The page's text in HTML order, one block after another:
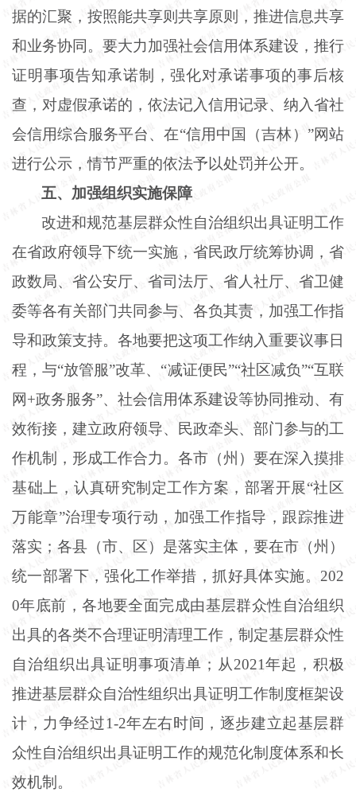
据的汇聚，按照能共享则共享原则，推进信息共享
和业务协同。要大力加强社会信用体系建设，推行
证明事项告知承诺制，强化对承诺事项的事后核
查，对虚假承诺的，依法记入信用记录、纳入省社
会信用综合服务平台、在“信用中国（吉林）”网站
进行公示，情节严重的依法予以处罚并公开。
五、加强组织实施保障
改进和规范基层群众性自治组织出具证明工作
在省政府领导下统一实施，省民政厅统筹协调，省
政数局、省公安厅、省司法厅、省人社厅、省卫健
委等各有关部门共同参与、各负其责，加强工作指
导和政策支持。各地要把这项工作纳入重要议事日
程，与“放管服”改革、“减证便民”“社区减负”“互联
网+政务服务”、社会信用体系建设等协同推动、有
效衔接，建立政府领导、民政牵头、部门参与的工
作机制，形成工作合力。各市（州）要在深入摸排
基础上，认真研究制定工作方案，部署开展“社区
万能章”治理专项行动，加强工作指导，跟踪推进
落实；各县（市、区）是落实主体，要在市（州）
统一部署下，强化工作举措，抓好具体实施。202
0年底前，各地要全面完成由基层群众性自治组织
出具的各类不合理证明清理工作，制定基层群众性
自治组织出具证明事项清单；从2021年起，积极
推进基层群众自治性组织出具证明工作制度框架设
计，力争经过1-2年左右时间，逐步建立起基层群
众性自治组织出具证明工作的规范化制度体系和长
效机制。